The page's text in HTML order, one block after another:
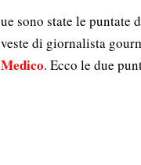
ue sono state le puntate
veste di giornalista
Medico. Ecco le due